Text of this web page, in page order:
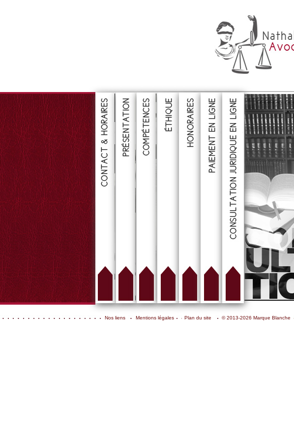
CONSULTERCONSULTERCONSULTERCONSULTERCONSULTERCONSULTERCONSULTER
Nos liens Mentions légales Plan du site © 2013-2026 Marque Blanche